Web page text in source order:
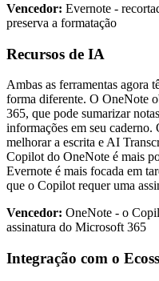
Vencedor: Evernote -
preserva a formatação
Recursos de IA
Ambas as ferramentas agora
forma diferente. O OneNote
365, que pode sumarizar
informações em seu
melhorar a escrita e AI
Copilot do OneNote é mais
Evernote é mais focada em
que o Copilot requer uma
Vencedor: OneNote - o
assinatura do Microsoft 365
Integração com o